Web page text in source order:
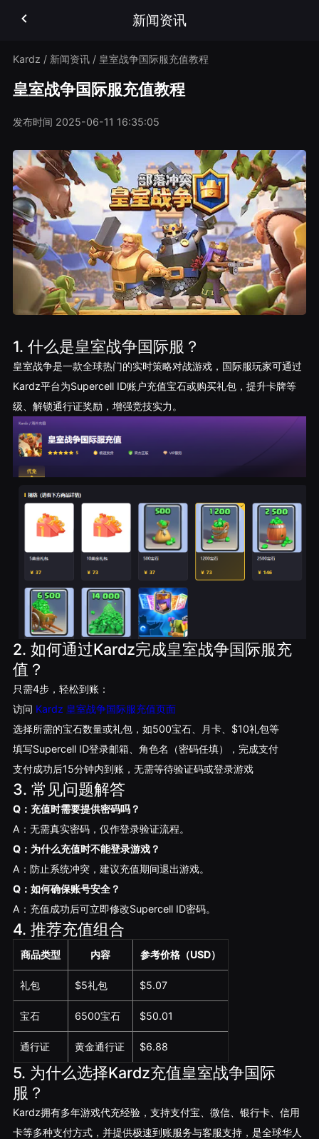
新闻资讯
Kardz / 新闻资讯 / 皇室战争国际服充值教程
皇室战争国际服充值教程
发布时间 2025-06-11 16:35:05
1. 什么是皇室战争国际服？
皇室战争是一款全球热门的实时策略对战游戏，国际服玩家可通过
Kardz平台为Supercell ID账户充值宝石或购买礼包，提升卡牌等
级、解锁通行证奖励，增强竞技实力。
2. 如何通过Kardz完成皇室战争国际服充
值？
只需4步，轻松到账：
访问 Kardz 皇室战争国际服充值页面
选择所需的宝石数量或礼包，如500宝石、月卡、$10礼包等
填写Supercell ID登录邮箱、角色名（密码任填），完成支付
支付成功后15分钟内到账，无需等待验证码或登录游戏
3. 常见问题解答
Q：充值时需要提供密码吗？
A：无需真实密码，仅作登录验证流程。
Q：为什么充值时不能登录游戏？
A：防止系统冲突，建议充值期间退出游戏。
Q：如何确保账号安全？
A：充值成功后可立即修改Supercell ID密码。
4. 推荐充值组合
商品类型 内容 参考价格（USD）
礼包 $5礼包 $5.07
宝石 6500宝石 $50.01
通行证 黄金通行证 $6.88
5. 为什么选择Kardz充值皇室战争国际
服？
Kardz拥有多年游戏代充经验，支持支付宝、微信、银行卡、信用
卡等多种支付方式，并提供极速到账服务与客服支持，是全球华人